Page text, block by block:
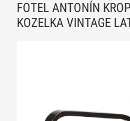
FOTEL ANTONÍN
KOZELKA VINTAGE